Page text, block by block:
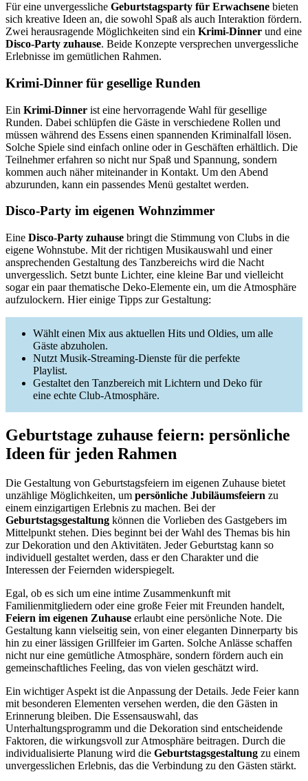
Für eine unvergessliche Geburtstagsparty für Erwachsene bieten
sich kreative Ideen an, die sowohl Spaß als auch Interaktion fördern.
Zwei herausragende Möglichkeiten sind ein Krimi-Dinner und eine
Disco-Party zuhause. Beide Konzepte versprechen unvergessliche
Erlebnisse im gemütlichen Rahmen.
Krimi-Dinner für gesellige Runden
Ein Krimi-Dinner ist eine hervorragende Wahl für gesellige
Runden. Dabei schlüpfen die Gäste in verschiedene Rollen und
müssen während des Essens einen spannenden Kriminalfall lösen.
Solche Spiele sind einfach online oder in Geschäften erhältlich. Die
Teilnehmer erfahren so nicht nur Spaß und Spannung, sondern
kommen auch näher miteinander in Kontakt. Um den Abend
abzurunden, kann ein passendes Menü gestaltet werden.
Disco-Party im eigenen Wohnzimmer
Eine Disco-Party zuhause bringt die Stimmung von Clubs in die
eigene Wohnstube. Mit der richtigen Musikauswahl und einer
ansprechenden Gestaltung des Tanzbereichs wird die Nacht
unvergesslich. Setzt bunte Lichter, eine kleine Bar und vielleicht
sogar ein paar thematische Deko-Elemente ein, um die Atmosphäre
aufzulockern. Hier einige Tipps zur Gestaltung:
Wählt einen Mix aus aktuellen Hits und Oldies, um alle
Gäste abzuholen.
Nutzt Musik-Streaming-Dienste für die perfekte
Playlist.
Gestaltet den Tanzbereich mit Lichtern und Deko für
eine echte Club-Atmosphäre.
Geburtstage zuhause feiern: persönliche
Ideen für jeden Rahmen
Die Gestaltung von Geburtstagsfeiern im eigenen Zuhause bietet
unzählige Möglichkeiten, um persönliche Jubiläumsfeiern zu
einem einzigartigen Erlebnis zu machen. Bei der
Geburtstagsgestaltung können die Vorlieben des Gastgebers im
Mittelpunkt stehen. Dies beginnt bei der Wahl des Themas bis hin
zur Dekoration und den Aktivitäten. Jeder Geburtstag kann so
individuell gestaltet werden, dass er den Charakter und die
Interessen der Feiernden widerspiegelt.
Egal, ob es sich um eine intime Zusammenkunft mit
Familienmitgliedern oder eine große Feier mit Freunden handelt,
Feiern im eigenen Zuhause erlaubt eine persönliche Note. Die
Gestaltung kann vielseitig sein, von einer eleganten Dinnerparty bis
hin zu einer lässigen Grillfeier im Garten. Solche Anlässe schaffen
nicht nur eine gemütliche Atmosphäre, sondern fördern auch ein
gemeinschaftliches Feeling, das von vielen geschätzt wird.
Ein wichtiger Aspekt ist die Anpassung der Details. Jede Feier kann
mit besonderen Elementen versehen werden, die den Gästen in
Erinnerung bleiben. Die Essensauswahl, das
Unterhaltungsprogramm und die Dekoration sind entscheidende
Faktoren, die wirkungsvoll zur Atmosphäre beitragen. Durch die
individualisierte Planung wird die Geburtstagsgestaltung zu einem
unvergesslichen Erlebnis, das die Verbindung zu den Gästen stärkt.